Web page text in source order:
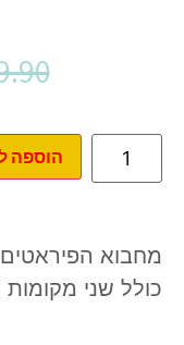
הוספה
מחבוא
כולל שני